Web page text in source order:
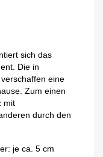
sich das
Die in
eine
Zum einen
mit
durch den
je ca. 5 cm